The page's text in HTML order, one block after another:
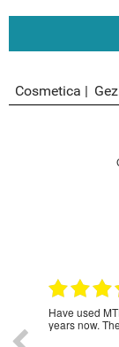
Cosmetica
Have used
years now.